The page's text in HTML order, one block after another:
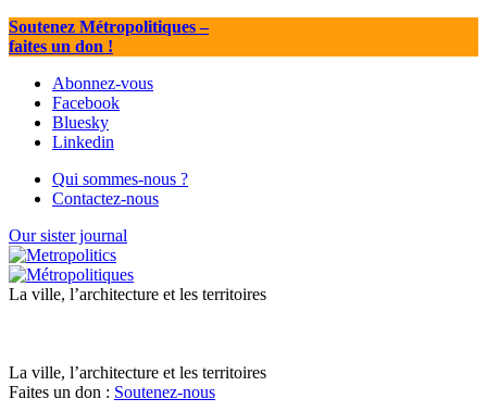
Soutenez Métropolitiques–
faites un don !
Abonnez-vous
Facebook
Bluesky
Linkedin
Qui sommes-nous ?
Contactez-nous
Our sister journal
La ville, l’architecture et les territoires
La ville, l’architecture et les territoires
Faites un don : Soutenez-nous